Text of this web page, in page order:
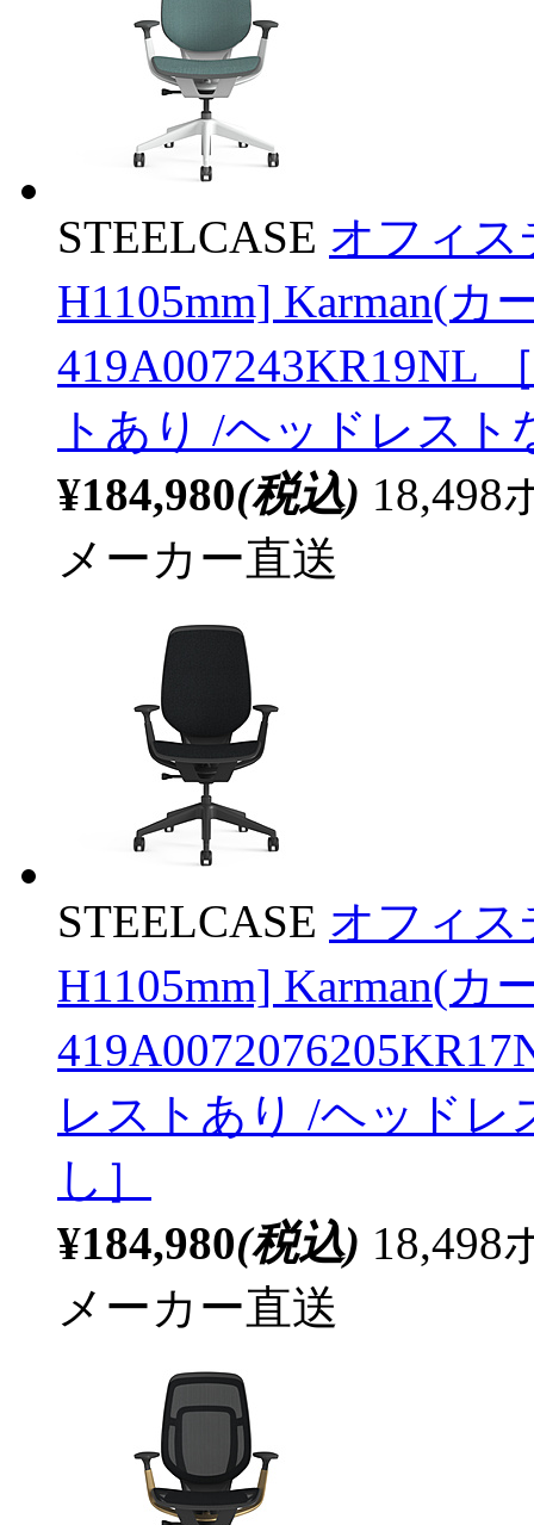
STEELCASE オフィス
H1105mm] Karman(
419A007243KR19NL
トあり /ヘッドレス
¥184,980(税込) 18,498
メーカー直送
STEELCASE オフィス
H1105mm] Karman(カ
レストあり /ヘッド
し］
¥184,980(税込) 18,498
メーカー直送